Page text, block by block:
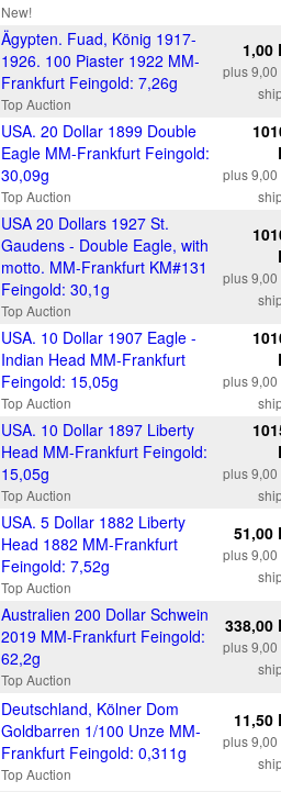
New!
Ägypten. Fuad, König 1917-
1926. 100 Piaster 1922 MM-
Frankfurt Feingold: 7,26g
Top Auction
1,00
plus 9,00
USA. 20 Dollar 1899 Double
Eagle MM-Frankfurt Feingold:
30,09g
Top Auction
plus 9,00
USA 20 Dollars 1927 St.
Gaudens - Double Eagle, with
motto. MM-Frankfurt KM#131
Feingold: 30,1g
Top Auction
plus 9,00
USA. 10 Dollar 1907 Eagle -
Indian Head MM-Frankfurt
Feingold: 15,05g
Top Auction
plus 9,00
USA. 10 Dollar 1897 Liberty
Head MM-Frankfurt Feingold:
15,05g
Top Auction
plus 9,00
USA. 5 Dollar 1882 Liberty
Head 1882 MM-Frankfurt
Feingold: 7,52g
Top Auction
51,00
plus 9,00
Australien 200 Dollar Schwein
2019 MM-Frankfurt Feingold:
62,2g
Top Auction
338,00
plus 9,00
Deutschland, Kölner Dom
Goldbarren 1/100 Unze MM-
Frankfurt Feingold: 0,311g
Top Auction
11,50
plus 9,00